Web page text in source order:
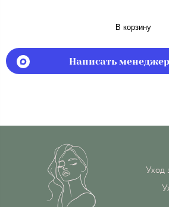
В корзину
Написать
Уход